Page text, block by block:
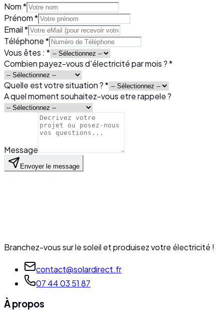
Nom *
Prénom *
Email *
Téléphone *
Vous êtes : *
Combien payez-vous d'électricité par mois ? *
Quelle est votre situation ? *
A quel moment souhaitez-vous etre rappele ?
Message
Envoyer le message
Branchez-vous sur le soleil et produisez votre électricité !
contact@solardirect.fr
07 44 03 51 87
À propos